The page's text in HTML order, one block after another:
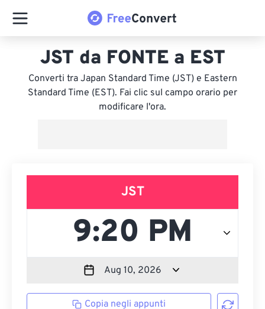
JST da FONTE a EST
Converti tra Japan Standard Time (JST) e Eastern
Standard Time (EST). Fai clic sul campo orario per
modificare l'ora.
JST
Copia negli appunti